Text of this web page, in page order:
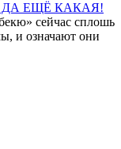
ДА ЕЩЁ КАКАЯ!
сейчас сплошь
и означают они